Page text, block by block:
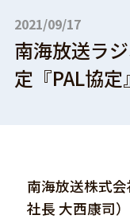
2021/09/17
南海放送ラ
定『PAL協
南海放送株式
社長 大西康司